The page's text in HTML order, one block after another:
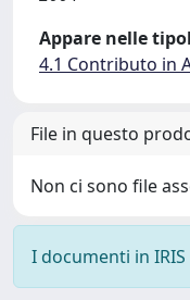
Appare nelle
4.1 Contributo in
File in questo
Non ci sono file
I documenti in